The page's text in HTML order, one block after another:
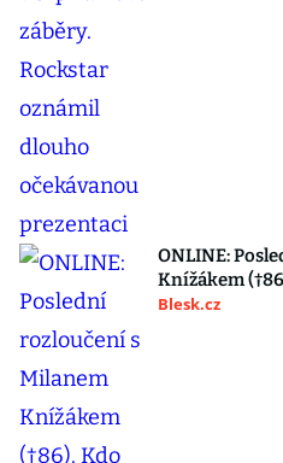
ONLINE:
Knížákem
Blesk.cz